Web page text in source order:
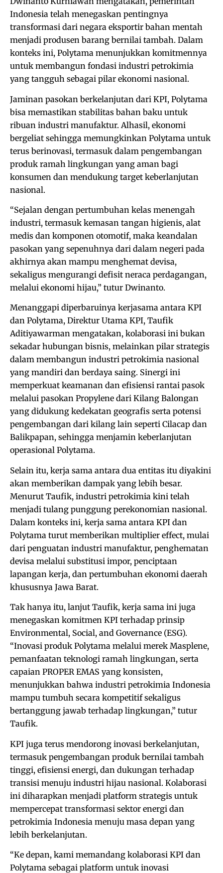
Indonesia telah menegaskan pentingnya
transformasi dari negara eksportir bahan mentah
menjadi produsen barang bernilai tambah. Dalam
konteks ini, Polytama menunjukkan komitmennya
untuk membangun fondasi industri petrokimia
yang tangguh sebagai pilar ekonomi nasional.
Jaminan pasokan berkelanjutan dari KPI, Polytama
bisa memastikan stabilitas bahan baku untuk
ribuan industri manufaktur. Alhasil, ekonomi
bergeliat sehingga memungkinkan Polytama untuk
terus berinovasi, termasuk dalam pengembangan
produk ramah lingkungan yang aman bagi
konsumen dan mendukung target keberlanjutan
nasional.
“Sejalan dengan pertumbuhan kelas menengah
industri, termasuk kemasan tangan higienis, alat
medis dan komponen otomotif, maka keandalan
pasokan yang sepenuhnya dari dalam negeri pada
akhirnya akan mampu menghemat devisa,
sekaligus mengurangi defisit neraca perdagangan,
melalui ekonomi hijau,” tutur Dwinanto.
Menanggapi diperbaruinya kerjasama antara KPI
dan Polytama, Direktur Utama KPI, Taufik
Aditiyawarman mengatakan, kolaborasi ini bukan
sekadar hubungan bisnis, melainkan pilar strategis
dalam membangun industri petrokimia nasional
yang mandiri dan berdaya saing. Sinergi ini
memperkuat keamanan dan efisiensi rantai pasok
melalui pasokan Propylene dari Kilang Balongan
yang didukung kedekatan geografis serta potensi
pengembangan dari kilang lain seperti Cilacap dan
Balikpapan, sehingga menjamin keberlanjutan
operasional Polytama.
Selain itu, kerja sama antara dua entitas itu diyakini
akan memberikan dampak yang lebih besar.
Menurut Taufik, industri petrokimia kini telah
menjadi tulang punggung perekonomian nasional.
Dalam konteks ini, kerja sama antara KPI dan
Polytama turut memberikan multiplier effect, mulai
dari penguatan industri manufaktur, penghematan
devisa melalui substitusi impor, penciptaan
lapangan kerja, dan pertumbuhan ekonomi daerah
khususnya Jawa Barat.
Tak hanya itu, lanjut Taufik, kerja sama ini juga
menegaskan komitmen KPI terhadap prinsip
Environmental, Social, and Governance (ESG).
“Inovasi produk Polytama melalui merek Masplene,
pemanfaatan teknologi ramah lingkungan, serta
capaian PROPER EMAS yang konsisten,
menunjukkan bahwa industri petrokimia Indonesia
mampu tumbuh secara kompetitif sekaligus
bertanggung jawab terhadap lingkungan,” tutur
Taufik.
KPI juga terus mendorong inovasi berkelanjutan,
termasuk pengembangan produk bernilai tambah
tinggi, efisiensi energi, dan dukungan terhadap
transisi menuju industri hijau nasional. Kolaborasi
ini diharapkan menjadi platform strategis untuk
mempercepat transformasi sektor energi dan
petrokimia Indonesia menuju masa depan yang
lebih berkelanjutan.
“Ke depan, kami memandang kolaborasi KPI dan
Polytama sebagai platform untuk inovasi